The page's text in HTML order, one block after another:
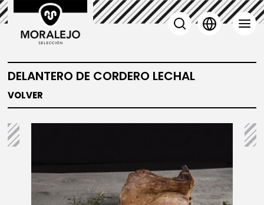
DELANTERO DE CORDERO LECHAL
VOLVER